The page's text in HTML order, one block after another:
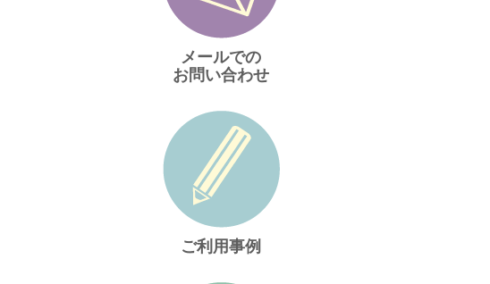
メールでの
お問い合わせ
ご利用事例